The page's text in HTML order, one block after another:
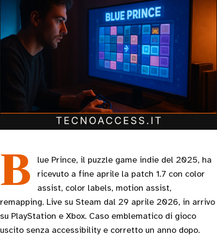
Blue Prince, il puzzle game indie del 2025, ha
ricevuto a fine aprile la patch 1.7 con color
assist, color labels, motion assist,
remapping. Live su Steam dal 29 aprile 2026, in arrivo
su PlayStation e Xbox. Caso emblematico di gioco
uscito senza accessibility e corretto un anno dopo.